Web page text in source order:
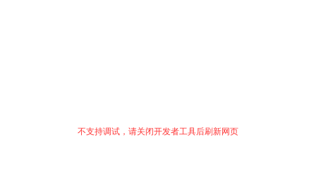
不支持调试，请关闭开发者工具后刷新网页